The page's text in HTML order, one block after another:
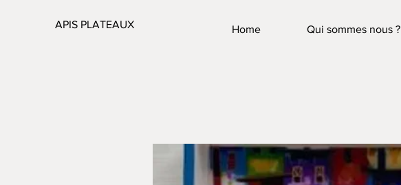
APIS PLATEAUX Home Qui sommes nous ?